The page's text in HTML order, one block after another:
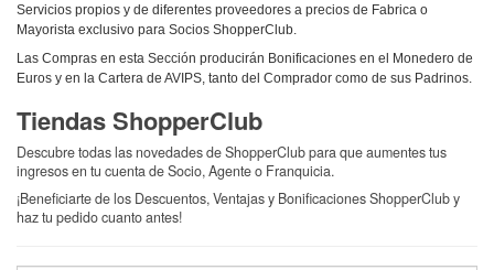
Servicios propios y de diferentes proveedores a precios de Fabrica o
Mayorista exclusivo para Socios ShopperClub.
Las Compras en esta Sección producirán Bonificaciones en el Monedero de
Euros y en la Cartera de AVIPS, tanto del Comprador como de sus Padrinos.
Tiendas ShopperClub
Descubre todas las novedades de ShopperClub para que aumentes tus
ingresos en tu cuenta de Socio, Agente o Franquicia.
¡Beneficiarte de los Descuentos, Ventajas y Bonificaciones ShopperClub y
haz tu pedido cuanto antes!